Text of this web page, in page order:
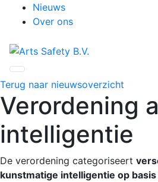
Nieuws
Over ons
Terug naar nieuwsoverzicht
Verordening
intelligentie
De verordening categoriseert
kunstmatige intelligentie op